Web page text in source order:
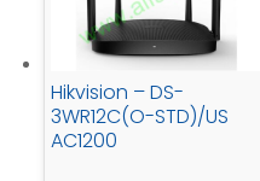
Hikvision – DS-
3WR12C(O-STD)/US
AC1200